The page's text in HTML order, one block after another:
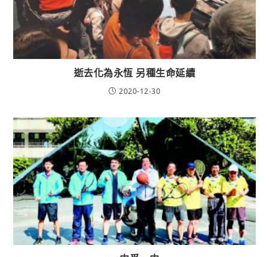
逝去化為永恆 另種生命延續
2020-12-30